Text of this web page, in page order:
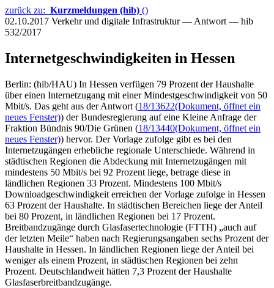
zurück zu: Kurzmeldungen (hib) ()
02.10.2017 Verkehr und digitale Infrastruktur — Antwort — hib
532/2017
Internetgeschwindigkeiten in Hessen
Berlin: (hib/HAU) In Hessen verfügen 79 Prozent der Haushalte
über einen Internetzugang mit einer Mindestgeschwindigkeit von 50
Mbit/s. Das geht aus der Antwort (18/13622(Dokument, öffnet ein
neues Fenster)) der Bundesregierung auf eine Kleine Anfrage der
Fraktion Bündnis 90/Die Grünen (18/13440(Dokument, öffnet ein
neues Fenster)) hervor. Der Vorlage zufolge gibt es bei den
Internetzugängen erhebliche regionale Unterschiede. Während in
städtischen Regionen die Abdeckung mit Internetzugängen mit
mindestens 50 Mbit/s bei 92 Prozent liege, betrage diese in
ländlichen Regionen 33 Prozent. Mindestens 100 Mbit/s
Downloadgeschwindigkeit erreichen der Vorlage zufolge in Hessen
63 Prozent der Haushalte. In städtischen Bereichen liege der Anteil
bei 80 Prozent, in ländlichen Regionen bei 17 Prozent.
Breitbandzugänge durch Glasfasertechnologie (FTTH) „auch auf
der letzten Meile“ haben nach Regierungsangaben sechs Prozent der
Haushalte in Hessen. In ländlichen Regionen liege der Anteil bei
weniger als einem Prozent, in städtischen Regionen bei zehn
Prozent. Deutschlandweit hätten 7,3 Prozent der Haushalte
Glasfaserbreitbandzugänge.